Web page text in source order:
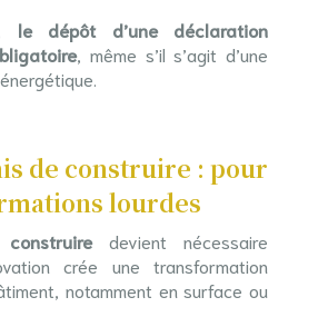
le dépôt d’une déclaration
, même s’il s’agit d’une
de construire : pour
lourdes
devient nécessaire
crée une transformation
notamment en surface ou